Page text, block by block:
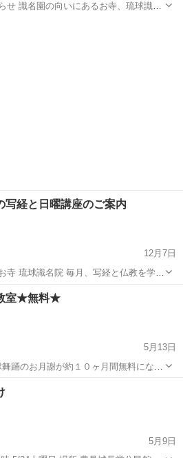
球識名
写経と日曜講座のご案内
12月7日
月、写経と仏教を学ぶ
最後の写経・日曜講座は12月28日
室★無料★
5月13日
も大歓迎です！ ただしこちら先着順と
ご了承ください。 【対象者】 ①
5月9日